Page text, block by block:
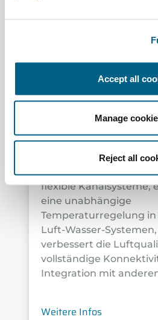
Accept all
Manage
Reject all
Luftqualität,
und
Easyzone 25 Plus
Die Plug&Play-Lösung,
neuesten Fortschritte
Technologie integriert.
flexible Kanalsysteme,
eine unabhängige
Temperaturregelung
Luft-Wasser-
verbessert die
vollständige
Integration mit
Weitere Infos